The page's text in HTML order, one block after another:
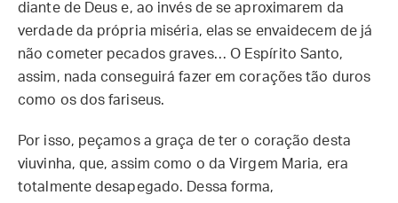
diante de Deus e, ao invés de se aproximarem da
verdade da própria miséria, elas se envaidecem de já
não cometer pecados graves… O Espírito Santo,
assim, nada conseguirá fazer em corações tão duros
como os dos fariseus.
Por isso, peçamos a graça de ter o coração desta
viuvinha, que, assim como o da Virgem Maria, era
totalmente desapegado. Dessa forma,